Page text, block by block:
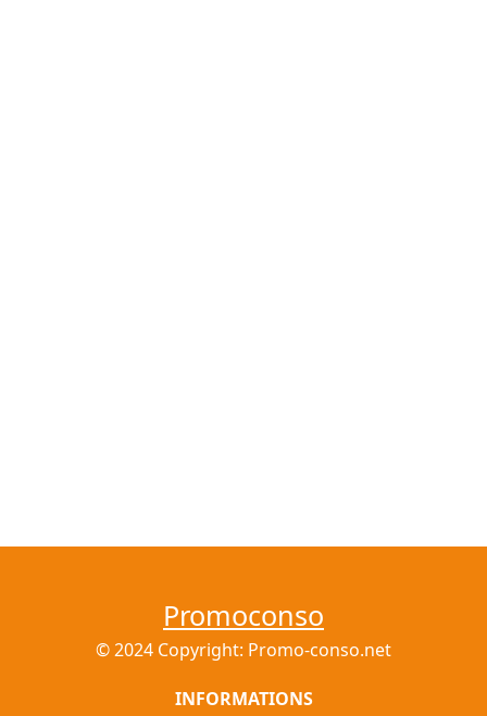
Promoconso
© 2024 Copyright: Promo-conso.net
INFORMATIONS